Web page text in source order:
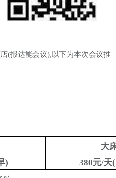
(报达能会议),以下为本次会议推
大
)
380元/天